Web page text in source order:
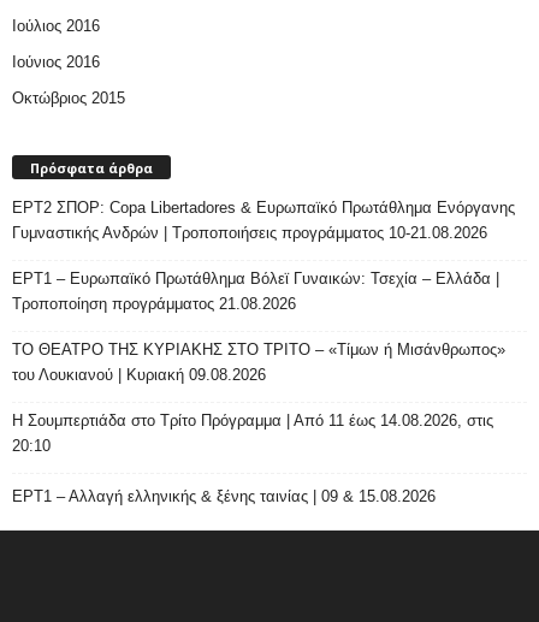
Ιούλιος 2016
Ιούνιος 2016
Οκτώβριος 2015
Πρόσφατα άρθρα
ΕΡΤ2 ΣΠΟΡ: Copa Libertadores & Ευρωπαϊκό Πρωτάθλημα Ενόργανης
Γυμναστικής Ανδρών | Τροποποιήσεις προγράμματος 10-21.08.2026
ΕΡΤ1 – Ευρωπαϊκό Πρωτάθλημα Βόλεϊ Γυναικών: Τσεχία – Ελλάδα |
Τροποποίηση προγράμματος 21.08.2026
ΤΟ ΘΕΑΤΡΟ ΤΗΣ ΚΥΡΙΑΚΗΣ ΣΤΟ ΤΡΙΤΟ – «Τίμων ή Μισάνθρωπος»
του Λουκιανού | Κυριακή 09.08.2026
H Σουμπερτιάδα στο Τρίτο Πρόγραμμα | Από 11 έως 14.08.2026, στις
20:10
ΕΡΤ1 – Αλλαγή ελληνικής & ξένης ταινίας | 09 & 15.08.2026